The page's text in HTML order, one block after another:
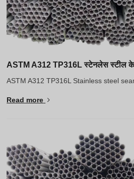
ASTM A312 TP316L स्टेनलेस स्टील के
ASTM A312 TP316L Stainless steel
Read more